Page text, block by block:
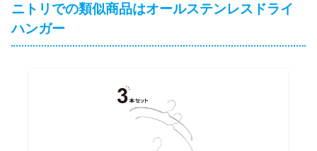
ニトリでの類似商品はオールステンレスドライ
ハンガー